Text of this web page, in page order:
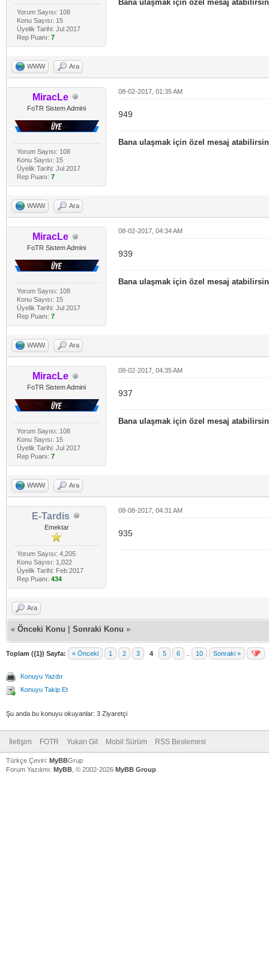
Yorum Sayısı: 108
Konu Sayısı: 15
Üyelik Tarihi: Jul 2017
Rep Puanı: 7
Bana ulaşmak için özel mesaj
WWW Ara
MiracLe
FoTR Sistem Admini
Yorum Sayısı: 108
Konu Sayısı: 15
Üyelik Tarihi: Jul 2017
Rep Puanı: 7
08-02-2017, 01:35 AM
949
Bana ulaşmak için özel mesaj
WWW Ara
MiracLe
FoTR Sistem Admini
Yorum Sayısı: 108
Konu Sayısı: 15
Üyelik Tarihi: Jul 2017
Rep Puanı: 7
08-02-2017, 04:34 AM
939
Bana ulaşmak için özel mesaj
WWW Ara
MiracLe
FoTR Sistem Admini
Yorum Sayısı: 108
Konu Sayısı: 15
Üyelik Tarihi: Jul 2017
Rep Puanı: 7
08-02-2017, 04:35 AM
937
Bana ulaşmak için özel mesaj
WWW Ara
E-Tardis
Emektar
Yorum Sayısı: 4,205
Konu Sayısı: 1,022
Üyelik Tarihi: Feb 2017
Rep Puanı: 434
08-08-2017, 04:31 AM
935
Ara
« Önceki Konu Sonraki Konu »
Toplam ({1}) Sayfa: « Önceki 1 2 3 4 5 6 10 Sonraki »
Konuyu Yazdır
Konuyu Takip Et
Şu anda bu konuyu okuyanlar: 3 Ziyaretçi
İletişim FOTR Yukarı Git Mobil Sürüm RSS Beslemesi
Türkçe Çeviri: MyBBGrup
Forum Yazılımı: MyBB , © 2002-2026 MyBB Group